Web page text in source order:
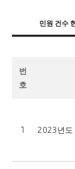
민원 건수
번
호
1 2023년도